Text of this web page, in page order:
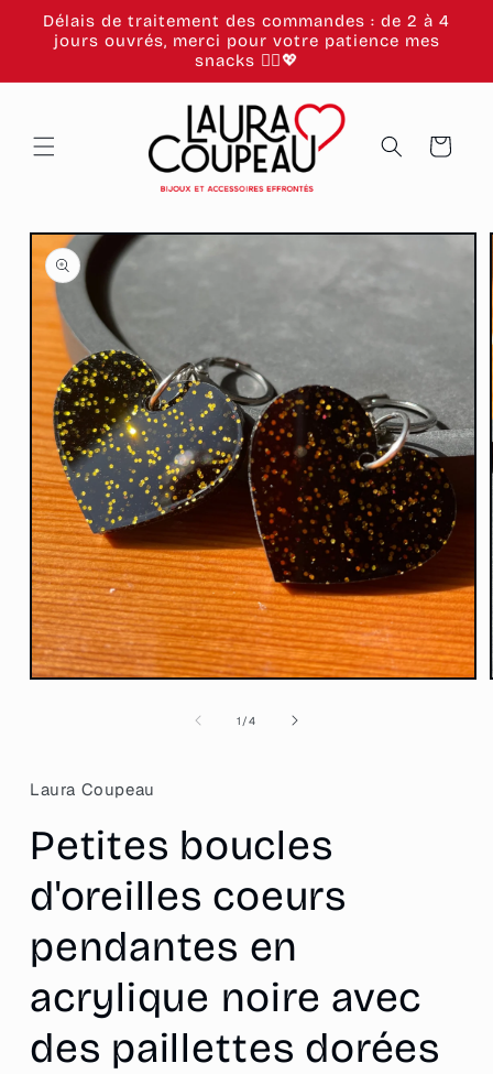
passer
Délais de traitement des commandes : de 2 à 4
jours ouvrés, merci pour votre patience mes
snacks 🙂‍↕️💖
Panier
Passer aux
informations
produits
Ouvrir
fenêtre
modale
1 /de
4
Laura Coupeau
Petites boucles
d'oreilles coeurs
pendantes en
acrylique noire avec
des paillettes dorées